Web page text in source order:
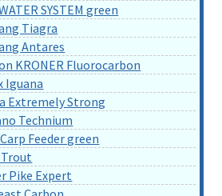
SYSTEM green
Tiagra
Antares
KRONER Fluorocarbon
Iguana
Extremely Strong
Technium
Feeder green
Pike Expert